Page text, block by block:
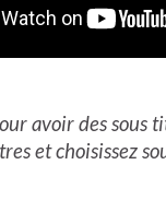
avoir des sous
et choisissez